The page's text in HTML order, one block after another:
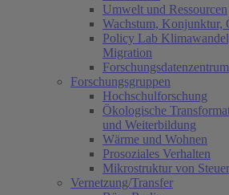
Umwelt und Ressourcen
Wachstum, Konjunktur,
Policy Lab
Migration
Forschungsgruppen
Hochschulforschung
Ökologische
und Weiterbildung
Wärme und Wohnen
Prosoziales Verhalten
Mikrostruktur von
Vernetzung/Transfer